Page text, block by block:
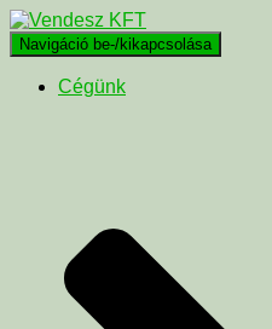
Navigáció be-/kikapcsolása
Cégünk